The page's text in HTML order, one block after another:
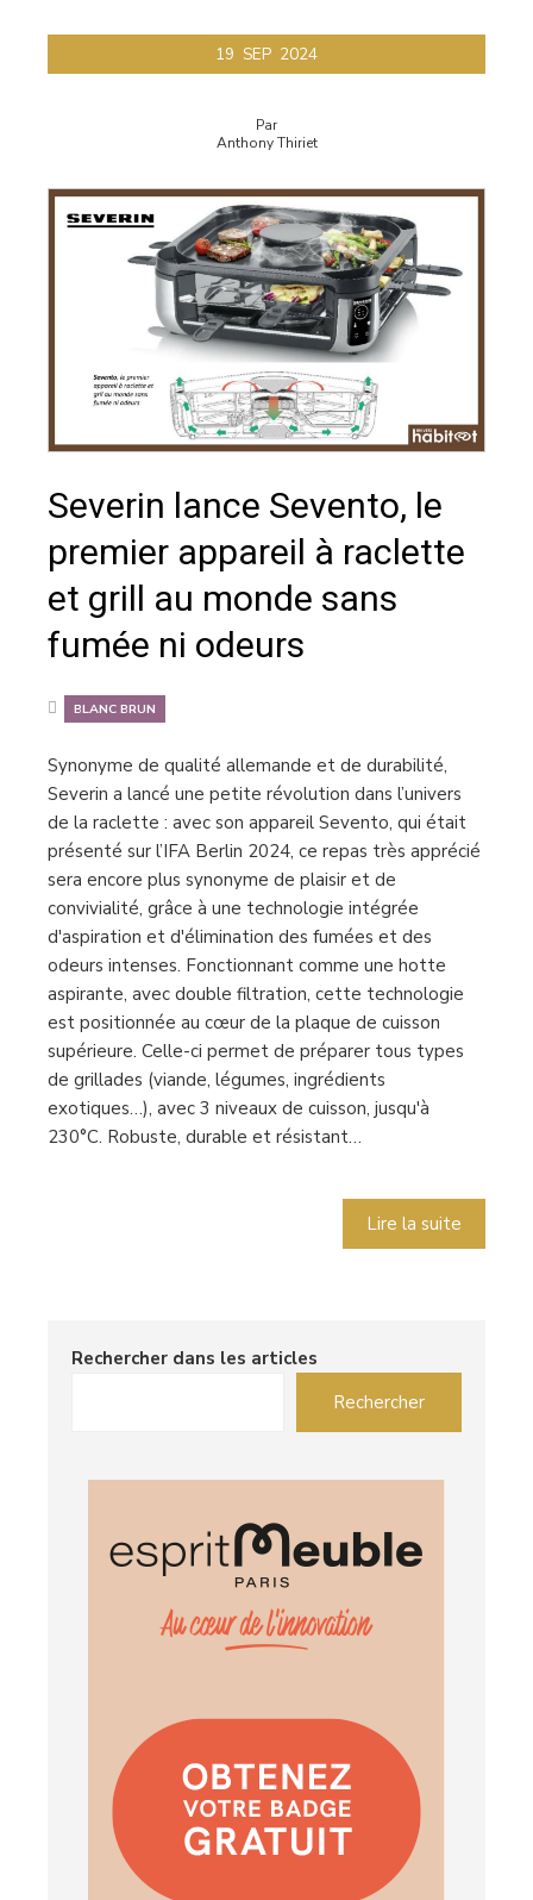
19 SEP 2024
Par
Anthony Thiriet
Severin lance Sevento, le
premier appareil à raclette
et grill au monde sans
fumée ni odeurs
BLANC BRUN
Synonyme de qualité allemande et de durabilité,
Severin a lancé une petite révolution dans l’univers
de la raclette : avec son appareil Sevento, qui était
présenté sur l’IFA Berlin 2024, ce repas très apprécié
sera encore plus synonyme de plaisir et de
convivialité, grâce à une technologie intégrée
d'aspiration et d'élimination des fumées et des
odeurs intenses. Fonctionnant comme une hotte
aspirante, avec double filtration, cette technologie
est positionnée au cœur de la plaque de cuisson
supérieure. Celle-ci permet de préparer tous types
de grillades (viande, légumes, ingrédients
exotiques…), avec 3 niveaux de cuisson, jusqu'à
230°C. Robuste, durable et résistant…
Lire la suite
Rechercher dans les articles
Rechercher